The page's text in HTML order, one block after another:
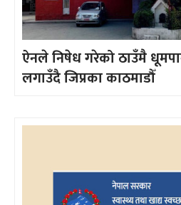
ऐनले निषेध गरेको ठाउँमै
लगाउँदै जिप्रका काठमाडौँ